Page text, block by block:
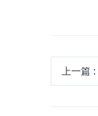
上一篇: